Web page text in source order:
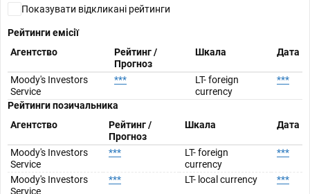
Показувати відкликані рейтинги
Рейтинги емісії
Агентство
Рейтинг /
Прогноз
Шкала Дата
Moody's Investors
Service
***
LT- foreign
currency
***
Рейтинги позичальника
Агентство
Рейтинг /
Прогноз
Шкала Дата
Moody's Investors
Service
***
LT- foreign
currency
***
Moody's Investors
Service
*** LT- local currency ***